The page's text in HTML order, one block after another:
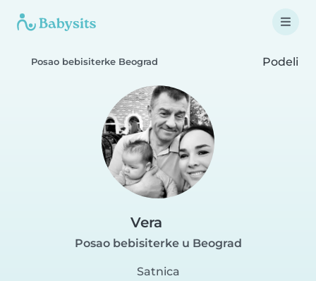
Posao bebisiterke Beograd Podeli
Vera
Posao bebisiterke u Beograd
Satnica